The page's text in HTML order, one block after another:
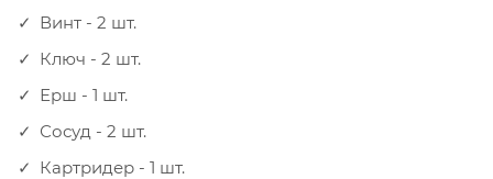
Винт - 2 шт.
Ключ - 2 шт.
Ерш - 1 шт.
Сосуд - 2 шт.
Картридер - 1 шт.